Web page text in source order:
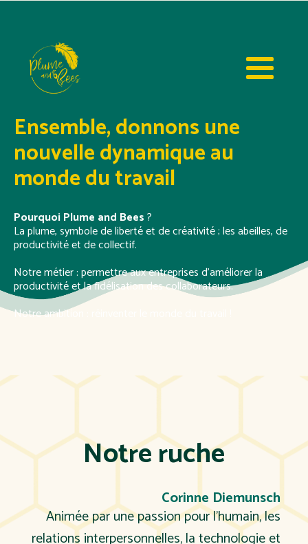
Ensemble, donnons une
nouvelle dynamique au
monde du travail
Pourquoi Plume and Bees?
La plume, symbole de liberté et de créativité ; les abeilles, de
productivité et de collectif.
Notre métier: permettre aux entreprises d’améliorer la
productivité et la fidélisation des collaborateurs.
Notre ambition
Notre ruche
Corinne Diemunsch
Animée par une passion pour l’humain, les
relations interpersonnelles, la technologie et